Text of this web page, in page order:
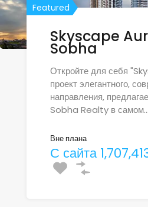
Featured
Skyscape
Sobha
Откройте для себя
проект элегантного,
направления,
Sobha Realty в самом…
Вне плана
С сайта
Featured
Проект
Tower
Вне плана
С сайта
Featured
ARIB
апартаменты
Область
489.11
Вне плана